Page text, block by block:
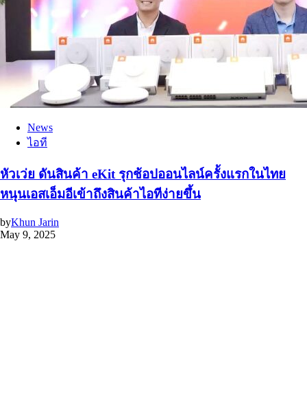
News
ไอที
หัวเว่ย ดันสินค้า eKit รุกช้อปออนไลน์ครั้งแรกในไทย
หนุนเอสเอ็มอีเข้าถึงสินค้าไอทีง่ายขึ้น
byKhun Jarin
May 9, 2025